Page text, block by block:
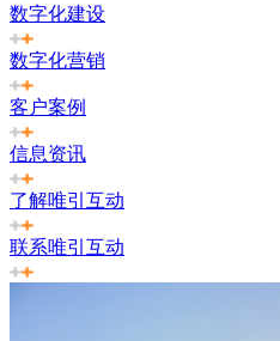
数字化建设
数字化营销
客户案例
信息资讯
了解唯引互动
联系唯引互动